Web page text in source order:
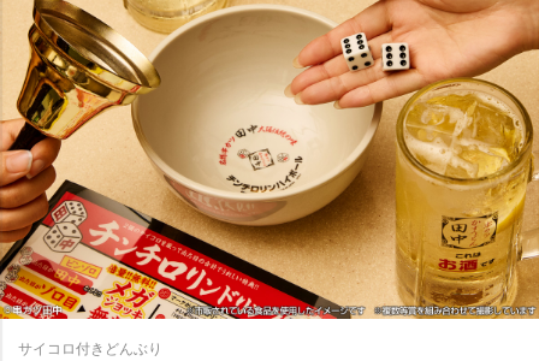
サイコロ付きどんぶり